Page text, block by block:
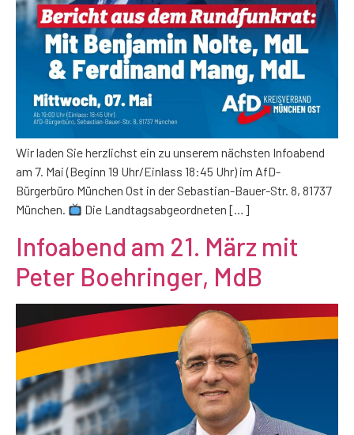
Wir laden Sie herzlichst ein zu unserem nächsten Infoabend
am 7. Mai (Beginn 19 Uhr/Einlass 18:45 Uhr) im AfD-
Bürgerbüro München Ost in der Sebastian-Bauer-Str. 8, 81737
München.
Die Landtagsabgeordneten […]
Infoabend am 21. März mit
Peter Boehringer, MdB